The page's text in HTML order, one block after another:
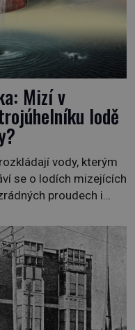
Mizí v
lodě
vody, kterým
se o lodích mizejících
proudech i
Dračí trojúhelník
se zde jen
z
[…]